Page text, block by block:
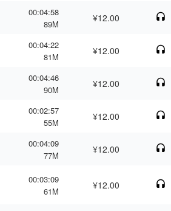
00:04:58
89M
¥12.00
00:04:22
81M
¥12.00
00:04:46
90M
¥12.00
00:02:57
55M
¥12.00
00:04:09
77M
¥12.00
00:03:09
61M
¥12.00